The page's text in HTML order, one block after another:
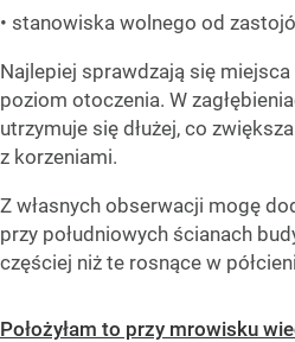
• stanowiska wolnego od
Najlepiej sprawdzają się
poziom otoczenia. W
utrzymuje się dłużej, co
z korzeniami.
Z własnych obserwacji mogę
przy południowych ścianach
częściej niż te rosnące w
Położyłam to przy mrowisku